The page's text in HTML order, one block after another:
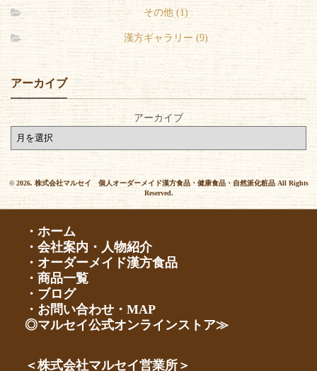
その他 (1)
漢方ギャラリー (9)
アーカイブ
アーカイブ
© 2026. 株式会社マルセイ 個人オーダーメイド漢方食品・健康食品・自然派化粧品 All Rights
Reserved.
・ホーム
・会社案内・人物紹介
・オーダーメイド漢方食品
・商品一覧
・ブログ
・お問い合わせ・MAP
◎マルセイ公式オンラインストア≫
＜株式会社マルセイ営業所＞